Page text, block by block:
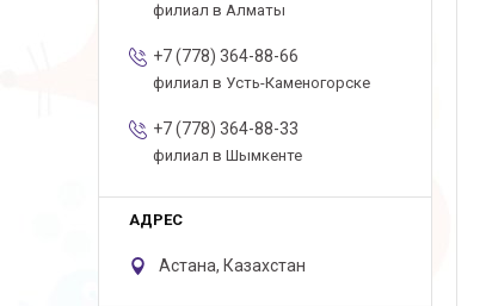
филиал в Алматы
+7 (778) 364-88-66
филиал в Усть-Каменогорске
+7 (778) 364-88-33
филиал в Шымкенте
Астана, Казахстан